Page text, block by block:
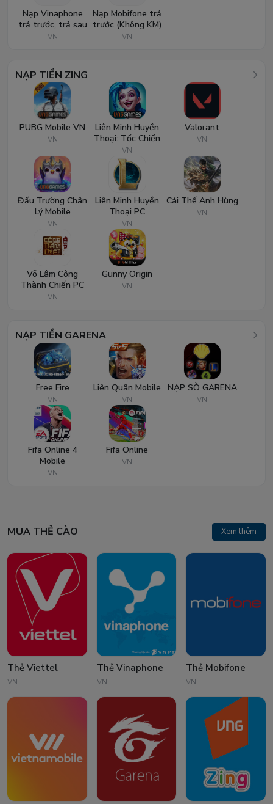
Nạp Vinaphone
trả trước, trả sau
VN
Nạp Mobifone trả
trước (Không KM)
VN
NẠP TIỀN ZING
PUBG Mobile VN
VN
Liên Minh Huyền
Thoại: Tốc Chiến
VN
Valorant
VN
Đấu Trường Chân
Lý Mobile
VN
Liên Minh Huyền
Thoại PC
VN
Cái Thế Anh Hùng
VN
Võ Lâm Công
Thành Chiến PC
VN
Gunny Origin
VN
NẠP TIỀN GARENA
Free Fire
VN
Liên Quân Mobile
VN
NẠP SÒ GARENA
VN
Fifa Online 4
Mobile
VN
Fifa Online
VN
MUA THẺ CÀO Xem thêm
Thẻ Viettel
VN
Thẻ Vinaphone
VN
Thẻ Mobifone
VN